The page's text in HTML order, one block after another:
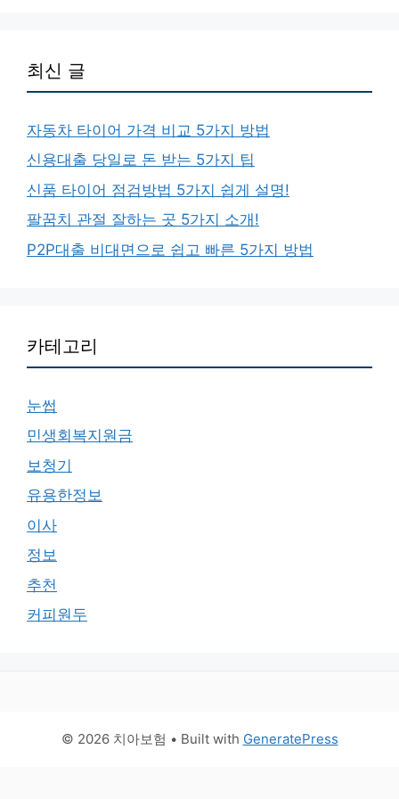
최신 글
자동차 타이어 가격 비교 5가지 방법
신용대출 당일로 돈 받는 5가지 팁
신품 타이어 점검방법 5가지 쉽게 설명!
팔꿈치 관절 잘하는 곳 5가지 소개!
P2P대출 비대면으로 쉽고 빠른 5가지 방법
카테고리
눈썹
민생회복지원금
보청기
유용한정보
이사
정보
추천
커피원두
© 2026 치아보험 • Built with GeneratePress